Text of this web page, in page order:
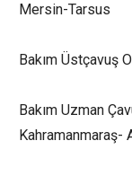
Mersin-Tarsus
Bakım Üstçavuş
Bakım Uzman
Kahramanmaraş-